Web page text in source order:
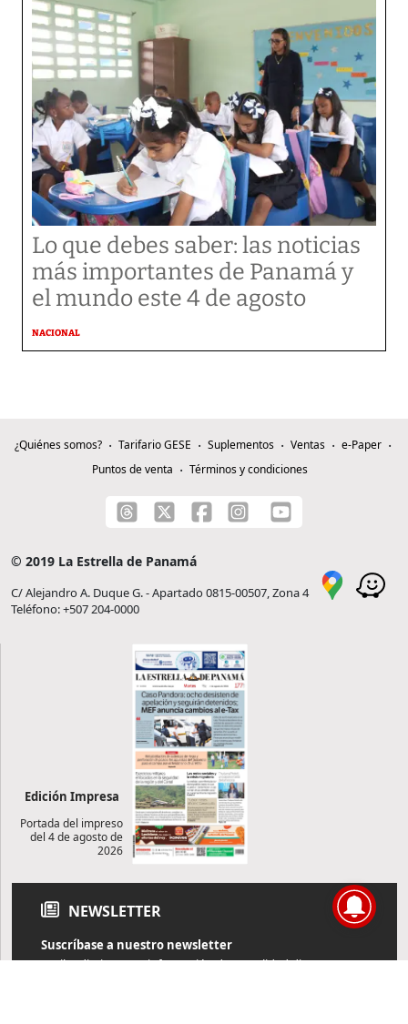
Lo que debes saber: las noticias
más importantes de Panamá y
el mundo este 4 de agosto
NACIONAL
¿Quiénes somos? Tarifario GESE Suplementos Ventas
e-Paper
Puntos de venta
Términos y condiciones
© 2019 La Estrella de Panamá
C/ Alejandro A. Duque G. - Apartado 0815-00507, Zona 4
Teléfono: +507 204-0000
Edición Impresa
Portada del impreso
del 4 de agosto de
2026
NEWSLETTER
Suscríbase a nuestro newsletter
Reciba diariamente información de actualidad directamente en